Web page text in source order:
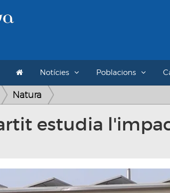
Notícies Poblacions
Natura
estudia